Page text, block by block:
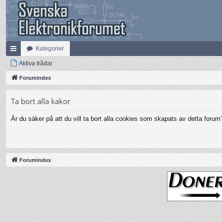
na
bb
ar
Kategorier
Aktiva trådar
Forumindex
Ta bort alla kakor
Är du säker på att du vill ta bort alla cookies som skapats av detta
Forumindex